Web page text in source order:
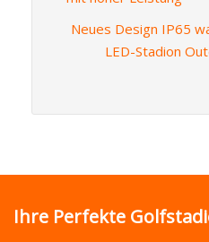
Neues Design IP65
LED-Stadion
Ihre Perfekte